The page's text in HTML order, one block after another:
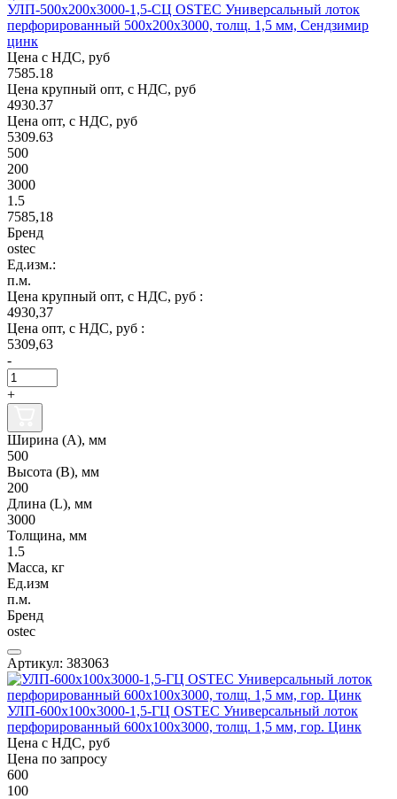
УЛП-500х200х3000-1,5-СЦ OSTEC Универсальный лоток
перфорированный 500х200х3000, толщ. 1,5 мм, Сендзимир
цинк
Цена с НДС, руб
7585.18
Цена крупный опт, с НДС, руб
4930.37
Цена опт, с НДС, руб
5309.63
500
200
3000
1.5
7585,18
Бренд
ostec
Ед.изм.:
п.м.
Цена крупный опт, с НДС, руб :
4930,37
Цена опт, с НДС, руб :
5309,63
-
+
Ширина (А), мм
500
Высота (В), мм
200
Длина (L), мм
3000
Толщина, мм
1.5
Масса, кг
Ед.изм
п.м.
Бренд
ostec
Артикул: 383063
УЛП-600х100х3000-1,5-ГЦ OSTEC Универсальный лоток
перфорированный 600х100х3000, толщ. 1,5 мм, гор. Цинк
Цена с НДС, руб
Цена по запросу
600
100